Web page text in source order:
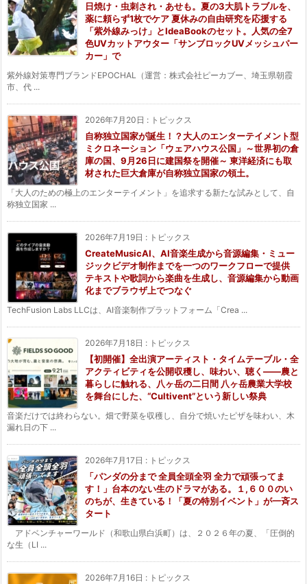
日焼け・虫刺され・あせも。夏の3大肌トラブルを、
薬に頼らず1枚でケア 夏休みの自由研究を応援する
「紫外線みっけ」とIdeaBookのセット。人気の全7
色UVカットアウター「サンブロックUVメッシュパー
カー」で
紫外線対策専門ブランドEPOCHAL（運営：株式会社ピーカブー、埼玉県朝霞
市、代 ...
2026年7月20日 : トピックス
自称独立国家が誕生！？大人のエンターテイメント型
ミクロネーション「ウェアハウス公国」～世界初の倉
庫の国、9月26日に建国祭を開催～ 東洋経済にも取
材された巨大倉庫が自称独立国家の領土。
「大人のための極上のエンターテイメント」を追求する新たな試みとして、自
称独立国家 ...
2026年7月19日 : トピックス
CreateMusicAI、AI音楽生成から音源編集・ミュー
ジックビデオ制作までを一つのワークフローで提供
テキストや歌詞から楽曲を生成し、音源編集から動画
化までブラウザ上でつなぐ
TechFusion Labs LLCは、AI音楽制作プラットフォーム「Crea ...
2026年7月18日 : トピックス
【初開催】全出演アーティスト・タイムテーブル・全
アクティビティを公開収穫し、味わい、聴く——農と
暮らしに触れる、八ヶ岳の二日間 八ヶ岳農業大学校
を舞台にした、“Cultivent”という新しい祭典
音楽だけでは終わらない。畑で野菜を収穫し、自分で焼いたピザを味わい、木
漏れ日の下 ...
2026年7月17日 : トピックス
「パンダの分まで 全員全頭全羽 全力で頑張ってま
す！」台本のない生のドラマがある。１,６００のい
のちが、生きている！「夏の特別イベント」が一斉ス
タート
アドベンチャーワールド（和歌山県白浜町）は、２０２６年の夏、「圧倒的
な生（LI ...
2026年7月16日 : トピックス